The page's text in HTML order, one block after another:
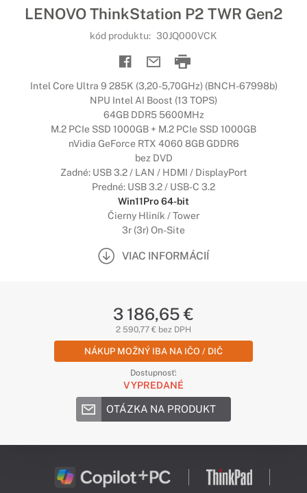
LENOVO ThinkStation P2 TWR Gen2
kód produktu: 30JQ000VCK
Intel Core Ultra 9 285K (3,20-5,70GHz) (BNCH-67998b)
NPU Intel AI Boost (13 TOPS)
64GB DDR5 5600MHz
M.2 PCIe SSD 1000GB + M.2 PCIe SSD 1000GB
nVidia GeForce RTX 4060 8GB GDDR6
bez DVD
Zadné: USB 3.2 / LAN / HDMI / DisplayPort
Predné: USB 3.2 / USB-C 3.2
Win11Pro 64-bit
Čierny Hliník / Tower
3r (3r) On-Site
VIAC INFORMÁCIÍ
3 186,65 €
2 590,77 € bez DPH
NÁKUP MOŽNÝ IBA NA IČO / DIČ
Dostupnosť:
VYPREDANÉ
OTÁZKA NA PRODUKT